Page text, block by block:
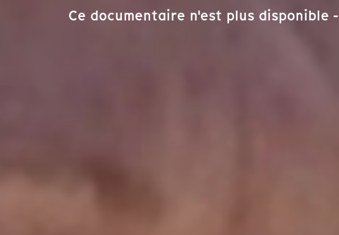
Ce documentaire n'est plus disponible